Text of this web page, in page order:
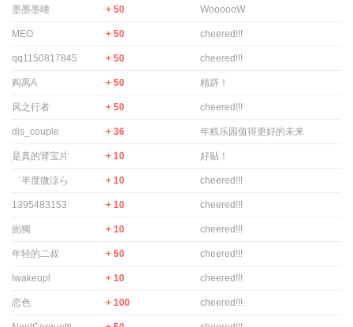
墨墨墨曈 + 50 WoooooW
MEO + 50 cheered!!!
qq1150817845 + 50 cheered!!!
阎禹A + 50 精辟！
风之行者 + 50 cheered!!!
dis_couple + 36 年糕乐园值得更好的未来
是真的肾宝片 + 10 好贴！
゛半度微涼ら + 10 cheered!!!
1395483153 + 10 cheered!!!
崮獨 + 10 cheered!!!
年轻的二叔 + 50 cheered!!!
lwakeupl + 10 cheered!!!
恋色 + 100 cheered!!!